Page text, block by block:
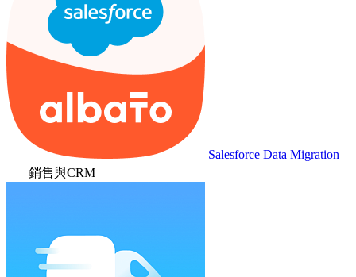
Salesforce Data Migration
銷售與CRM